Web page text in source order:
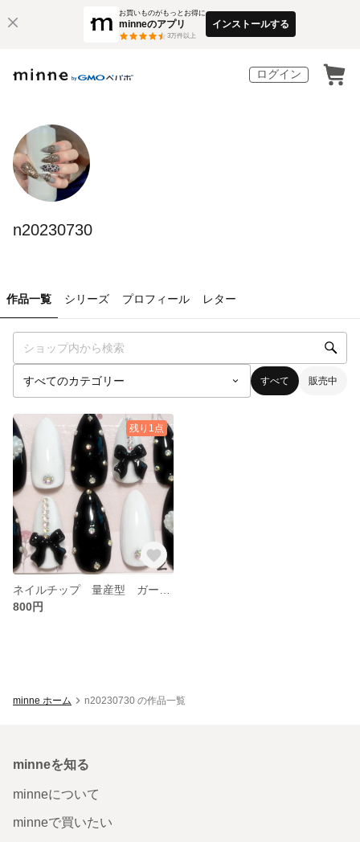
お買いものがもっとお得に
minneのアプリ
3万件以上
インストールする
ログイン
n20230730
作品一覧 シリーズ プロフィール レター
すべて 販売中
残り1点
800円
minne ホーム n20230730 の作品一覧
minneを知る
minneについて
minneで買いたい